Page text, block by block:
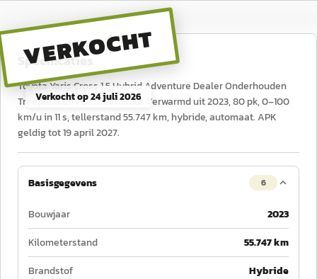
VERKOCHT
Verkocht op24 juli 2026
Specificaties
Toyota Yaris Cross 1.5 Hybrid Adventure Dealer Onderhouden
Treeplanken Pdc Stoel Stuur Verwarmd uit 2023, 80 pk, 0–100
km/u in 11 s, tellerstand 55.747 km, hybride, automaat. APK
geldig tot 19 april 2027.
Basisgegevens 6
Bouwjaar
2023
Kilometerstand
55.747 km
Brandstof
Hybride